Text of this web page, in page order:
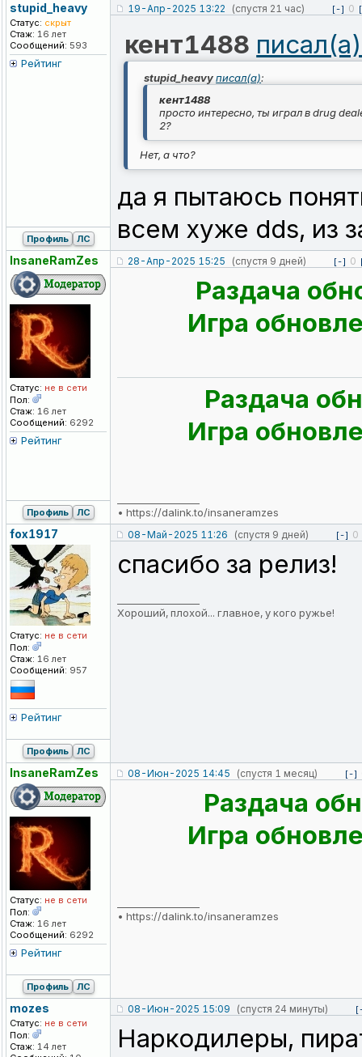
stupid_heavy
Статус: скрыт
Стаж: 16 лет
Сообщений: 593
Рейтинг
19-Апр-2025 13:22 (спустя 21 час) [-] 0
кент1488 писал(а)
stupid_heavyписал(а):
кент1488
просто интересно, ты играл в drug
2?
Нет, а что?
да я пытаюсь
всем хуже dds, из
Профиль ЛС
InsaneRamZes
Статус: не в сети
Пол:
Стаж: 16 лет
Сообщений: 6292
Рейтинг
28-Апр-2025 15:25 (спустя 9 дней) [-] 0
Раздача
Игра
Раздача
Игра
• https://dalink.to/insaneramzes
Профиль ЛС
fox1917
Статус: не в сети
Пол:
Стаж: 16 лет
Сообщений: 957
Рейтинг
08-Май-2025 11:26 (спустя 9 дней) [-] 0
спасибо за релиз!
Хороший, плохой... главное, у кого ружье!
Профиль ЛС
InsaneRamZes
Статус: не в сети
Пол:
Стаж: 16 лет
Сообщений: 6292
Рейтинг
08-Июн-2025 14:45 (спустя 1 месяц) [-]
Раздача
Игра
• https://dalink.to/insaneramzes
Профиль ЛС
mozes
Статус: не в сети
Пол:
Стаж: 14 лет
08-Июн-2025 15:09 (спустя 24 минуты)
Наркодилеры,